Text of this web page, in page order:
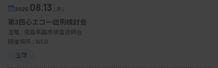
2026. 08.13（木）
第3回心エコー症例検討会
主催 : 徳島県臨床検査技師会
開催場所 : WEB
生理